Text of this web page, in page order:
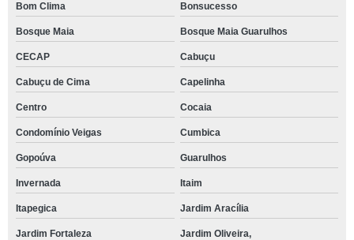
Bom Clima Bonsucesso
Bosque Maia Bosque Maia Guarulhos
CECAP Cabuçu
Cabuçu de Cima Capelinha
Centro Cocaia
Condomínio Veigas Cumbica
Gopoúva Guarulhos
Invernada Itaim
Itapegica Jardim Aracília
Jardim Fortaleza Jardim Oliveira,